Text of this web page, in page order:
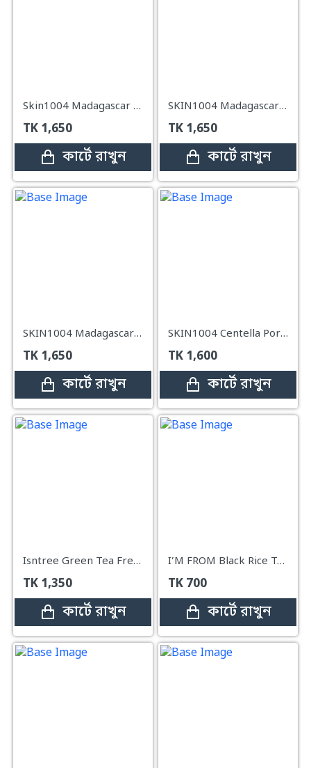
Skin1004 Madagascar Centella Toning Toner 210ml
TK 1,650
কার্টে রাখুন
SKIN1004 Madagascar Centella Tone Brightening Boosting Toner - 210ml
TK 1,650
কার্টে রাখুন
SKIN1004 Madagascar Centella Tea-Trica Purifying Toner – 210ml
TK 1,650
কার্টে রাখুন
SKIN1004 Centella Poremizing Clear Toner – 210ml
TK 1,600
কার্টে রাখুন
Isntree Green Tea Fresh Toner – 200ml
TK 1,350
কার্টে রাখুন
I’M FROM Black Rice Toner – 30ml
TK 700
কার্টে রাখুন